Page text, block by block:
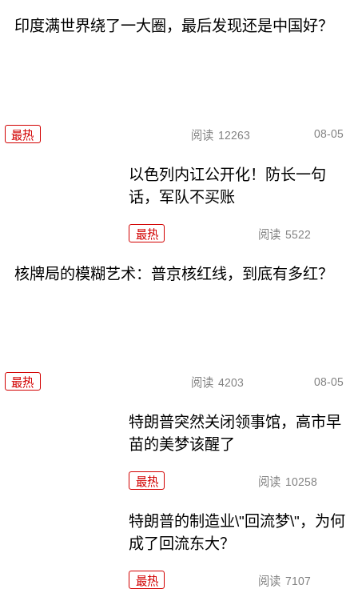
印度满世界绕了一大圈，最后发现还是中国好？
最热 阅读 12263 08-05
以色列内讧公开化！防长一句
话，军队不买账
最热 阅读 5522
核牌局的模糊艺术：普京核红线，到底有多红？
最热 阅读 4203 08-05
特朗普突然关闭领事馆，高市早
苗的美梦该醒了
最热 阅读 10258
特朗普的制造业\"回流梦\"，为何
成了回流东大？
最热 阅读 7107